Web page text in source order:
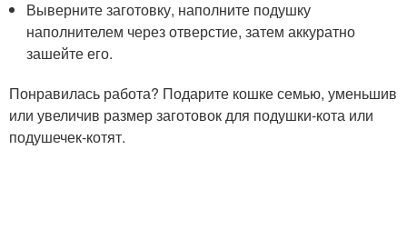
Выверните заготовку, наполните подушку
наполнителем через отверстие, затем аккуратно
зашейте его.
Понравилась работа? Подарите кошке семью, уменьшив
или увеличив размер заготовок для подушки-кота или
подушечек-котят.